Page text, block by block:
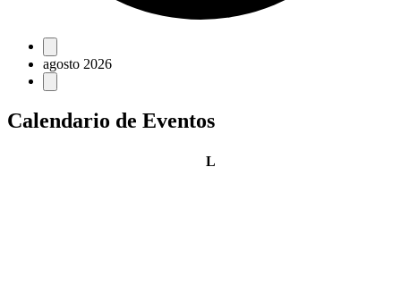
Eventos
agosto 2026
Calendario de Eventos
Llunes